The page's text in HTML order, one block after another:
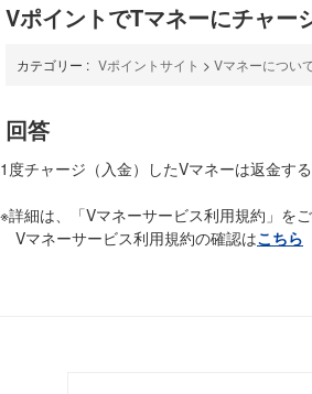
VポイントでTマネーにチャー
カテゴリー : Vポイントサイト > Vマネーについ
回答
1度チャージ（入金）したVマネーは返金す
※詳細は、「Vマネーサービス利用規約」をご
Vマネーサービス利用規約の確認はこちら